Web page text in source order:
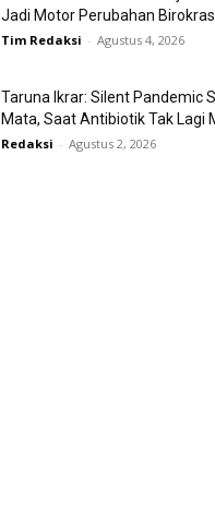
Jadi Motor Perubahan
Tim Redaksi - Agustus 4, 2026
Taruna Ikrar: Silent Pandemic
Mata, Saat Antibiotik Tak Lagi
Redaksi - Agustus 2, 2026